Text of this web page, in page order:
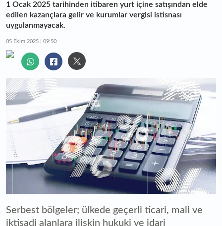
1 Ocak 2025 tarihinden itibaren yurt içine satışından elde
edilen kazançlara gelir ve kurumlar vergisi istisnası
uygulanmayacak.
05 Ekim 2025 | 09:50
Serbest bölgeler; ülkede geçerli ticari, mali ve
iktisadi alanlara ilişkin hukuki ve idari